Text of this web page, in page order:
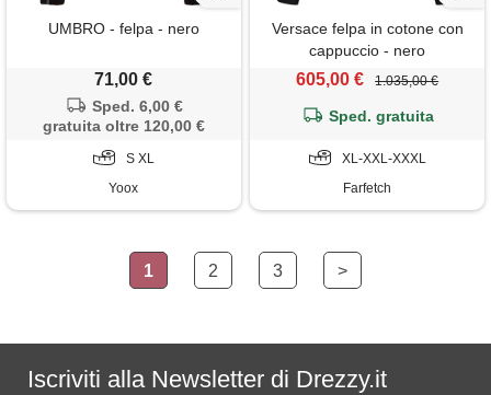
UMBRO - felpa - nero
71,00 €
Sped. 6,00 €
gratuita oltre 120,00 €
S XL
Yoox
Versace felpa in cotone con
cappuccio - nero
605,00 € 1.035,00 €
Sped. gratuita
XL-XXL-XXXL
Farfetch
1 2 3 >
Iscriviti alla Newsletter di Drezzy.it